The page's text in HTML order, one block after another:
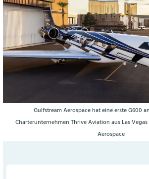
Gulfstream Aerospace hat eine erste G600
Charterunternehmen Thrive Aviation aus Las
Aerospace